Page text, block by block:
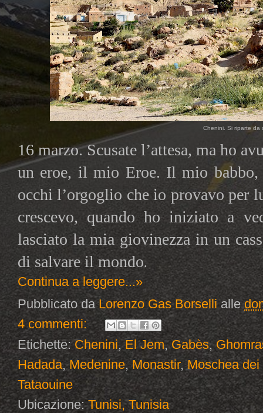
Chenini. Si riparte da
16 marzo. Scusate l’attesa, ma ho
un eroe, il mio Eroe. Il mio
occhi l’orgoglio che io provavo per
crescevo, quando ho iniziato a
lasciato la mia giovinezza in un
di salvare il mondo.
Continua a leggere...»
Pubblicato daLorenzo Gas Borselli alle
4 commenti:
Etichette:Chenini, El Jem,Gabès,
Hadada,Medenine,Monastir,Moschea
Tataouine
Ubicazione:Tunisi, Tunisia